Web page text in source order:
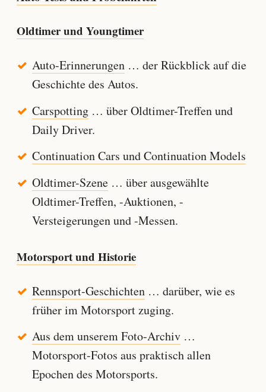
Oldtimer und Youngtimer
Auto-Erinnerungen… der Rückblick auf die
Geschichte des Autos.
Carspotting… über Oldtimer-Treffen und
Daily Driver.
Continuation Cars und Continuation Models
Oldtimer-Szene… über ausgewählte
Oldtimer-Treffen, -Auktionen, -
Versteigerungen und -Messen.
Motorsport und Historie
Rennsport-Geschichten… darüber, wie es
früher im Motorsport zuging.
Aus dem unserem Foto-Archiv…
Motorsport-Fotos aus praktisch allen
Epochen des Motorsports.